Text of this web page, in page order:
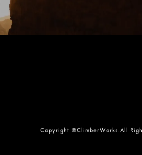
Copyright ©ClimberWorks.All